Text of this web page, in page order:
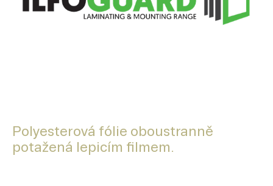
Polyesterová fólie oboustranně
potažená lepicím filmem.